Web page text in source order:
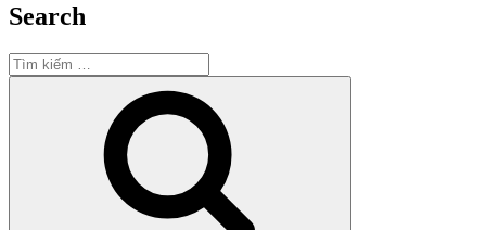
Search
Tìm
kiếm: